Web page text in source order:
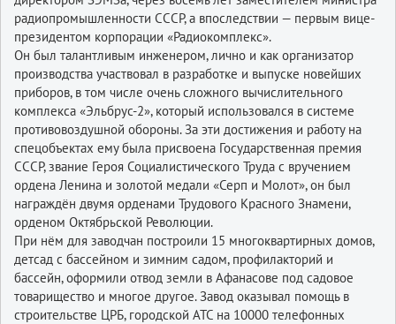
радиопромышленности СССР, а впоследствии — первым вице-
президентом корпорации «Радиокомплекс».
Он был талантливым инженером, лично и как организатор
производства участвовал в разработке и выпуске новейших
приборов, в том числе очень сложного вычислительного
комплекса «Эльбрус-2», который использовался в системе
противовоздушной обороны. За эти достижения и работу на
спецобъектах ему была присвоена Государственная премия
СССР, звание Героя Социалистического Труда с вручением
ордена Ленина и золотой медали «Серп и Молот», он был
награждён двумя орденами Трудового Красного Знамени,
орденом Октябрьской Революции.
При нём для заводчан построили 15 многоквартирных домов,
детсад с бассейном и зимним садом, профилакторий и
бассейн, оформили отвод земли в Афанасове под садовое
товарищество и многое другое. Завод оказывал помощь в
строительстве ЦРБ, городской АТС на 10000 телефонных